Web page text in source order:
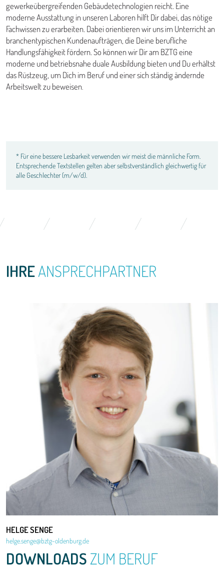
gewerkeübergreifenden Gebäudetechnologien reicht. Eine
moderne Ausstattung in unseren Laboren hilft Dir dabei, das nötige
Fachwissen zu erarbeiten. Dabei orientieren wir uns im Unterricht an
branchentypischen Kundenaufträgen, die Deine berufliche
Handlungsfähigkeit fördern. So können wir Dir am BZTG eine
moderne und betriebsnahe duale Ausbildung bieten und Du erhältst
das Rüstzeug, um Dich im Beruf und einer sich ständig ändernde
Arbeitswelt zu beweisen
* Für eine bessere Lesbarkeit verwenden wir meist die männliche Form.
Entsprechende Textstellen gelten aber selbstverständlich gleichwertig für
alle Geschlechter (m/w/d).
IHREANSPRECHPARTNER
HELGESENGE
helge.senge@bztg-oldenburg.de
DOWNLOADS ZUM BERUF